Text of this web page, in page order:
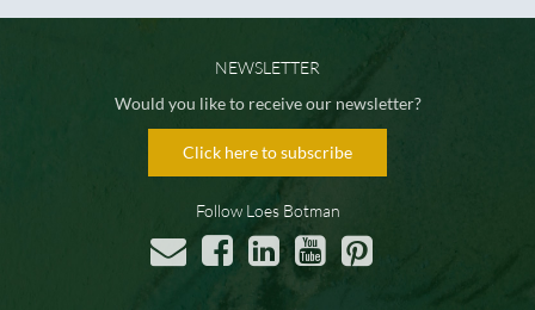
NEWSLETTER
Would you like to receive our newsletter?
Click here to subscribe
Follow Loes Botman